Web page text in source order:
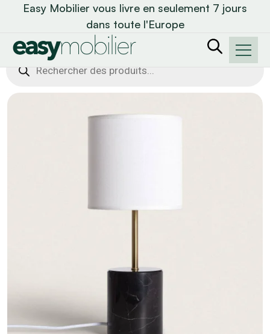
Easy Mobilier vous livre en seulement 7 jours
dans toute l'Europe
Recherche
de